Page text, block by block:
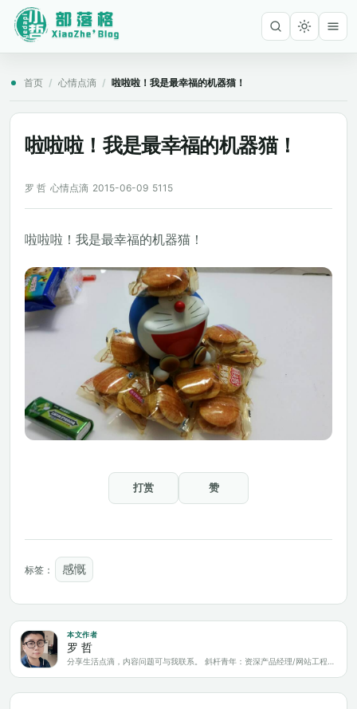
首页 / 心情点滴 / 啦啦啦！我是最幸福的机器猫！
啦啦啦！我是最幸福的机器猫！
罗 哲 心情点滴 2015-06-09 5115
啦啦啦！我是最幸福的机器猫！
打赏 赞
标签： 感慨
本文作者
罗 哲